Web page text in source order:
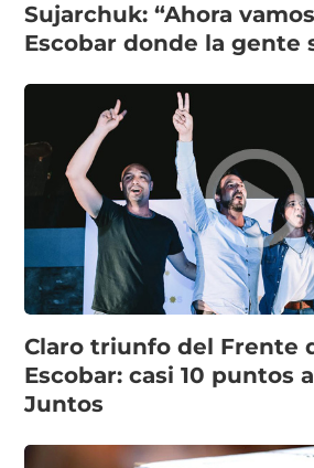
Sujarchuk: “Ahora
Escobar donde la gente
Claro triunfo del Frente
Escobar: casi 10 puntos
Juntos